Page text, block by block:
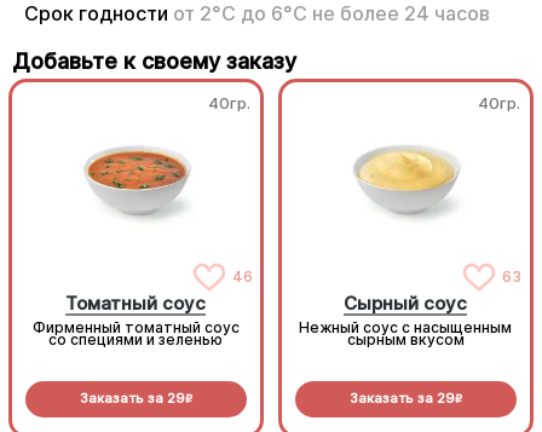
Срок годности от 2°С до 6°С не более 24 часов
Добавьте к своему заказу
40гр.
46
Томатный соус
Фирменный томатный соус
со специями и зеленью
Заказать за 29R
40гр.
63
Сырный соус
Нежный соус с насыщенным
сырным вкусом
Заказать за 29R